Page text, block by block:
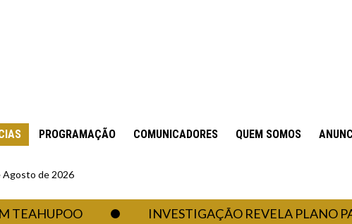
PROGRAMAÇÃO COMUNICADORES QUEM SOMOS
Agosto de 2026
INVESTIGAÇÃO REVELA PLANO PARA